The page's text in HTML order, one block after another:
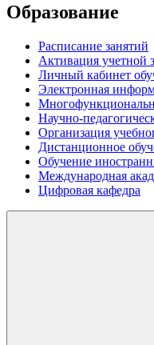
Образование
Расписание занятий
Активация учетной
Личный кабинет
Электронная
Научно-
Организация
Дистанционное
Обучение
Международная
Цифровая кафедра